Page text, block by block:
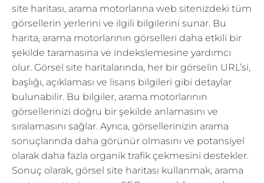
site haritası, arama motorlarına web sitenizdeki tüm
görsellerin yerlerini ve ilgili bilgilerini sunar. Bu
harita, arama motorlarının görselleri daha etkili bir
şekilde taramasına ve indekslemesine yardımcı
olur. Görsel site haritalarında, her bir görselin URL’si,
başlığı, açıklaması ve lisans bilgileri gibi detaylar
bulunabilir. Bu bilgiler, arama motorlarının
görsellerinizi doğru bir şekilde anlamasını ve
sıralamasını sağlar. Ayrıca, görsellerinizin arama
sonuçlarında daha görünür olmasını ve potansiyel
olarak daha fazla organik trafik çekmesini destekler.
Sonuç olarak, görsel site haritası kullanmak, arama